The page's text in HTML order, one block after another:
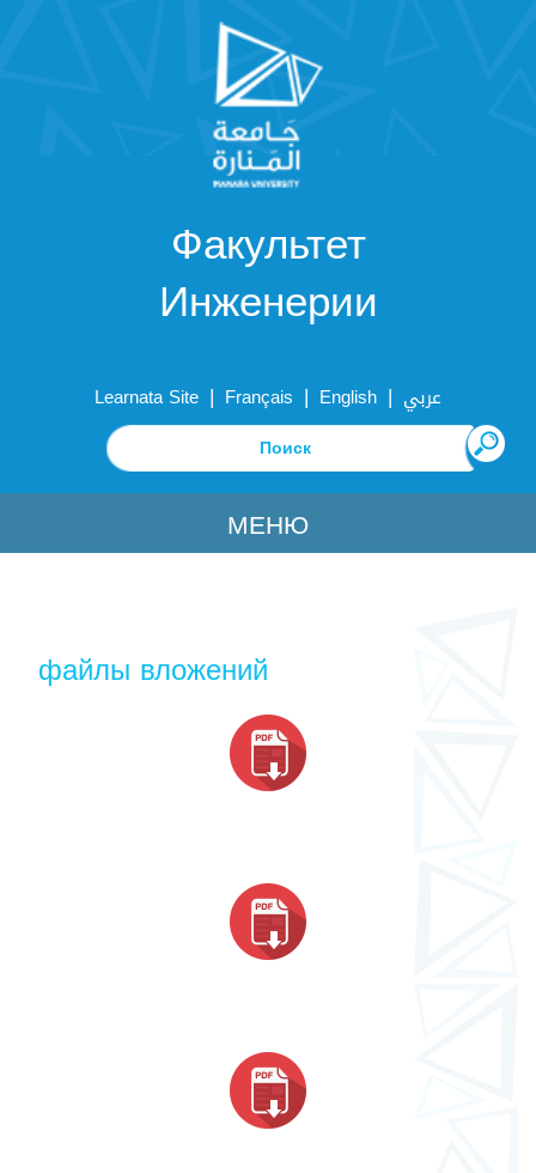
Факультет
Инженерии
Learnata Site | Français | English | عربي
МЕНЮ
файлы вложений